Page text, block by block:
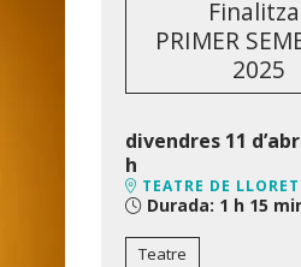
PRIMER
2025
divendres 11
h
TEATRE DE
Durada: 1 h 15
Teatre